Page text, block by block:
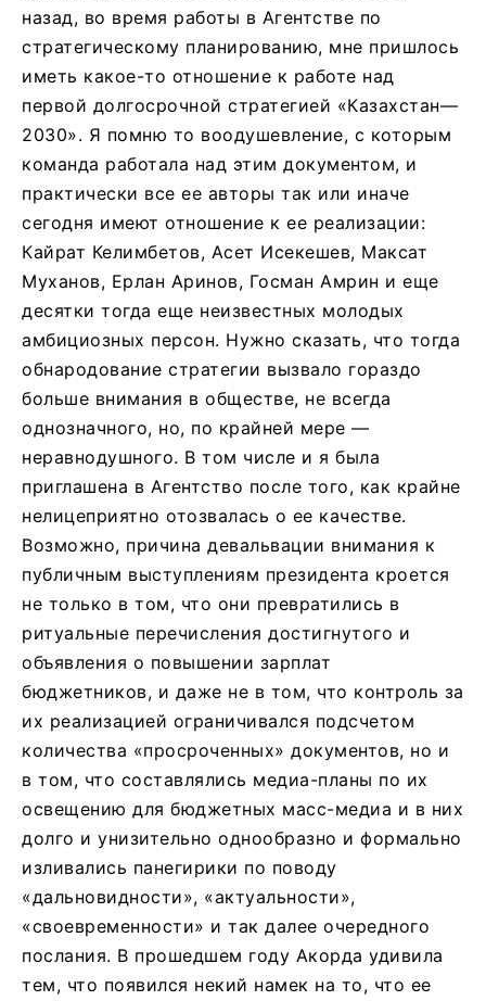
назад, во время работы в Агентстве по
стратегическому планированию, мне пришлось
иметь какое-то отношение к работе над
первой долгосрочной стратегией «Казахстан—
2030». Я помню то воодушевление, с которым
команда работала над этим документом, и
практически все ее авторы так или иначе
сегодня имеют отношение к ее реализации:
Кайрат Келимбетов, Асет Исекешев, Максат
Муханов, Ерлан Аринов, Госман Амрин и еще
десятки тогда еще неизвестных молодых
амбициозных персон. Нужно сказать, что тогда
обнародование стратегии вызвало гораздо
больше внимания в обществе, не всегда
однозначного, но, по крайней мере —
неравнодушного. В том числе и я была
приглашена в Агентство после того, как крайне
нелицеприятно отозвалась о ее качестве.
Возможно, причина девальвации внимания к
публичным выступлениям президента кроется
не только в том, что они превратились в
ритуальные перечисления достигнутого и
объявления о повышении зарплат
бюджетников, и даже не в том, что контроль за
их реализацией ограничивался подсчетом
количества «просроченных» документов, но и
в том, что составлялись медиа-планы по их
освещению для бюджетных масс-медиа и в них
долго и унизительно однообразно и формально
изливались панегирики по поводу
«дальновидности», «актуальности»,
«своевременности» и так далее очередного
послания. В прошедшем году Акорда удивила
тем, что появился некий намек на то, что ее